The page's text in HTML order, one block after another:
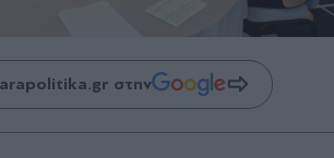
στην